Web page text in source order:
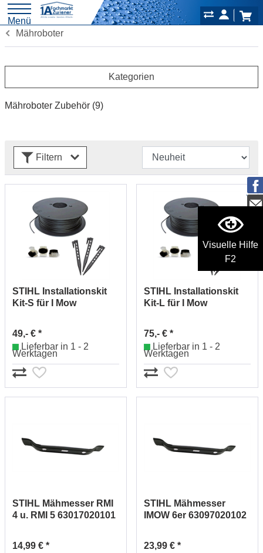
Visuelle Hilfe
F2
Menü
Mähroboter
Kategorien
Mähroboter Zubehör (9)
Filtern
STIHL Installationskit
Kit-S für I Mow
49,- € *
Lieferbar in 1 - 2
Werktagen
STIHL Installationskit
Kit-L für I Mow
75,- € *
Lieferbar in 1 - 2
Werktagen
STIHL Mähmesser RMI
4 u. RMI 5 63017020101
14,99 € *
STIHL Mähmesser
IMOW 6er 63097020102
23,99 € *